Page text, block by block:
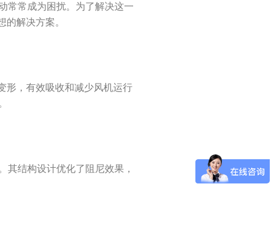
常常成为困扰。为了解决这一
解决方案。
形，有效吸收和减少风机运行
结构设计优化了阻尼效果，